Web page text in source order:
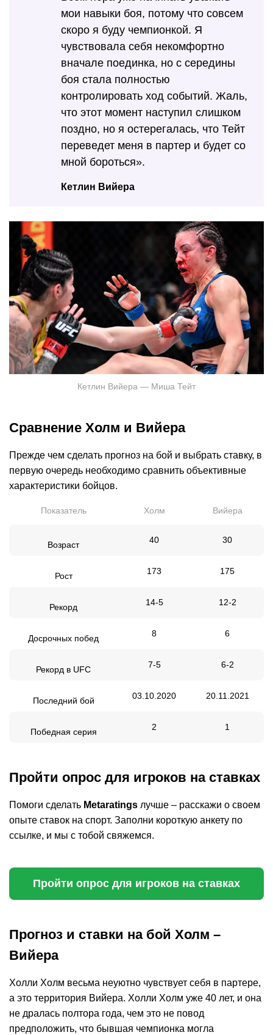
мои навыки боя, потому что совсем
скоро я буду чемпионкой. Я
чувствовала себя некомфортно
вначале поединка, но с середины
боя стала полностью
контролировать ход событий. Жаль,
что этот момент наступил слишком
поздно, но я остерегалась, что Тейт
переведет меня в партер и будет со
мной бороться».
Кетлин Вийера
Кетлин Вийера — Миша Тейт
Сравнение Холм и Вийера
Прежде чем сделать прогноз на бой и выбрать ставку, в
первую очередь необходимо сравнить объективные
характеристики бойцов.
Показатель Холм Вийера
Возраст 40 30
Рост 173 175
Рекорд 14-5 12-2
Досрочных побед 8 6
Рекорд в UFC 7-5 6-2
Последний бой 03.10.2020 20.11.2021
Победная серия 2 1
Пройти опрос для игроков на ставках
Помоги сделать Metaratings лучше – расскажи о своем
опыте ставок на спорт. Заполни короткую анкету по
ссылке, и мы с тобой свяжемся.
Пройти опрос для игроков на ставках
Прогноз и ставки на бой Холм –
Вийера
Холли Холм весьма неуютно чувствует себя в партере,
а это территория Вийера. Холли Холм уже 40 лет, и она
не дралась полтора года, чем это не повод
предположить, что бывшая чемпионка могла